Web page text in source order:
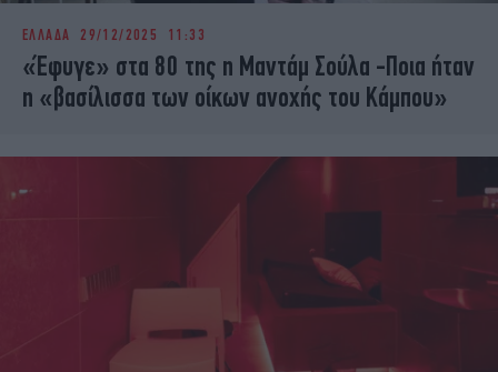
ΕΛΛΑΔΑ 29/12/2025 11:33
«Έφυγε» στα 80 της η Μαντάμ Σούλα -Ποια ήταν
η «βασίλισσα των οίκων ανοχής του Κάμπου»